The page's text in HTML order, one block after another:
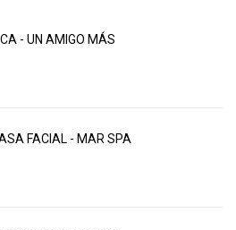
- UN AMIGO MÁS
FACIAL - MAR SPA